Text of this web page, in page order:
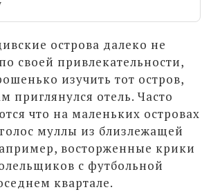
острова далеко не
своей привлекательности,
изучить тот остров,
приглянулся отель. Часто
что на маленьких островах
муллы из близлежащей
восторженные крики
с футбольной
квартале.